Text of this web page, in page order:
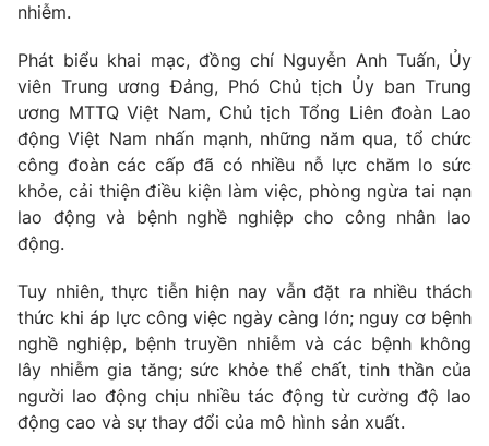
® Cấm sao chép dưới mọi hình thức nếu không có sự chấp
thuận bằng văn bản. Ghi rõ nguồn VTV.vn khi phát hành lại
thông tin từ website này.
nhiễm.
Phát biểu khai mạc, đồng chí Nguyễn Anh Tuấn, Ủy
viên Trung ương Đảng, Phó Chủ tịch Ủy ban Trung
ương MTTQ Việt Nam, Chủ tịch Tổng Liên đoàn Lao
động Việt Nam nhấn mạnh, những năm qua, tổ chức
công đoàn các cấp đã có nhiều nỗ lực chăm lo sức
khỏe, cải thiện điều kiện làm việc, phòng ngừa tai nạn
lao động và bệnh nghề nghiệp cho công nhân lao
động.
Tuy nhiên, thực tiễn hiện nay vẫn đặt ra nhiều thách
thức khi áp lực công việc ngày càng lớn; nguy cơ bệnh
nghề nghiệp, bệnh truyền nhiễm và các bệnh không
lây nhiễm gia tăng; sức khỏe thể chất, tinh thần của
người lao động chịu nhiều tác động từ cường độ lao
động cao và sự thay đổi của mô hình sản xuất.